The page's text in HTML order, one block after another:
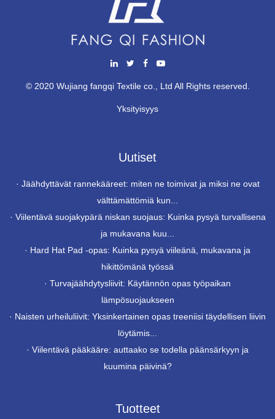
© 2020 Wujiang fangqi Textile co., Ltd All Rights reserved.
Yksityisyys
Uutiset
· Jäähdyttävät rannekääreet: miten ne toimivat ja miksi ne ovat
välttämättömiä kun...
· Viilentävä suojakypärä niskan suojaus: Kuinka pysyä turvallisena
ja mukavana kuu...
· Hard Hat Pad -opas: Kuinka pysyä viileänä, mukavana ja
hikittömänä työssä
· Turvajäähdytysliivit: Käytännön opas työpaikan
lämpösuojaukseen
· Naisten urheiluliivit: Yksinkertainen opas treeniisi täydellisen liivin
löytämis...
· Viilentävä pääkääre: auttaako se todella päänsärkyyn ja
kuumina päivinä?
Tuotteet